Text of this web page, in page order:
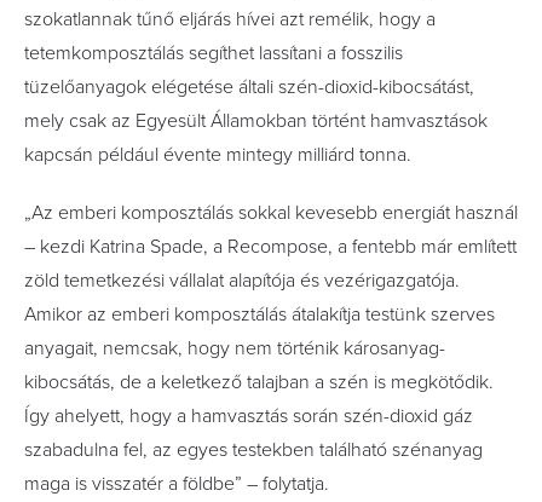
szokatlannak tűnő eljárás hívei azt remélik, hogy a
tetemkomposztálás segíthet lassítani a fosszilis
tüzelőanyagok elégetése általi szén-dioxid-kibocsátást,
mely csak az Egyesült Államokban történt hamvasztások
kapcsán például évente mintegy milliárd tonna.
„Az emberi komposztálás sokkal kevesebb energiát használ
– kezdi Katrina Spade, a Recompose, a fentebb már említett
zöld temetkezési vállalat alapítója és vezérigazgatója.
Amikor az emberi komposztálás átalakítja testünk szerves
anyagait, nemcsak, hogy nem történik károsanyag-
kibocsátás, de a keletkező talajban a szén is megkötődik.
Így ahelyett, hogy a hamvasztás során szén-dioxid gáz
szabadulna fel, az egyes testekben található szénanyag
maga is visszatér a földbe” – folytatja.